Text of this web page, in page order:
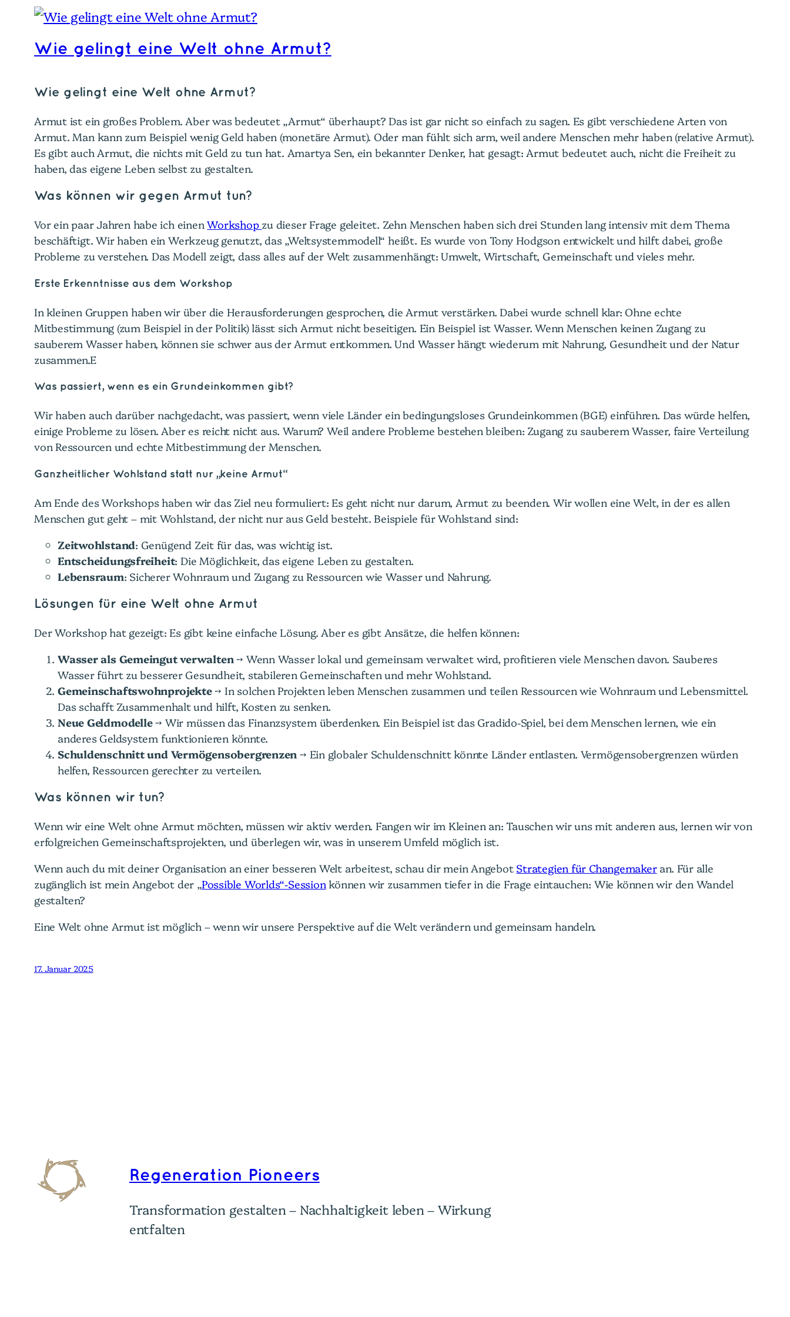
Wie gelingt eine Welt ohne Armut?
Wie gelingt eine Welt ohne Armut?
Armut ist ein großes Problem. Aber was bedeutet „Armut“ überhaupt? Das ist gar nicht so einfach zu sagen. Es gibt verschiedene Arten von
Armut. Man kann zum Beispiel wenig Geld haben (monetäre Armut). Oder man fühlt sich arm, weil andere Menschen mehr haben (relative Armut).
Es gibt auch Armut, die nichts mit Geld zu tun hat. Amartya Sen, ein bekannter Denker, hat gesagt: Armut bedeutet auch, nicht die Freiheit zu
haben, das eigene Leben selbst zu gestalten.
Was können wir gegen Armut tun?
Vor ein paar Jahren habe ich einenWorkshop zu dieser Frage geleitet. Zehn Menschen haben sich drei Stunden lang intensiv mit dem Thema
beschäftigt. Wir haben ein Werkzeug genutzt, das „Weltsystemmodell“ heißt. Es wurde von Tony Hodgson entwickelt und hilft dabei, große
Probleme zu verstehen. Das Modell zeigt, dass alles auf der Welt zusammenhängt: Umwelt, Wirtschaft, Gemeinschaft und vieles mehr.
Erste Erkenntnisse aus dem Workshop
In kleinen Gruppen haben wir über die Herausforderungen gesprochen, die Armut verstärken. Dabei wurde schnell klar: Ohne echte
Mitbestimmung (zum Beispiel in der Politik) lässt sich Armut nicht beseitigen. Ein Beispiel ist Wasser. Wenn Menschen keinen Zugang zu
sauberem Wasser haben, können sie schwer aus der Armut entkommen. Und Wasser hängt wiederum mit Nahrung, Gesundheit und der Natur
zusammen.E
Was passiert, wenn es ein Grundeinkommen gibt?
Wir haben auch darüber nachgedacht, was passiert, wenn viele Länder ein bedingungsloses Grundeinkommen (BGE) einführen. Das würde helfen,
einige Probleme zu lösen. Aber es reicht nicht aus. Warum? Weil andere Probleme bestehen bleiben: Zugang zu sauberem Wasser, faire Verteilung
von Ressourcen und echte Mitbestimmung der Menschen.
Ganzheitlicher Wohlstand statt nur „keine Armut“
Am Ende des Workshops haben wir das Ziel neu formuliert: Es geht nicht nur darum, Armut zu beenden. Wir wollen eine Welt, in der es allen
Menschen gut geht – mit Wohlstand, der nicht nur aus Geld besteht. Beispiele für Wohlstand sind:
Zeitwohlstand: Genügend Zeit für das, was wichtig ist.
Entscheidungsfreiheit: Die Möglichkeit, das eigene Leben zu gestalten.
Lebensraum: Sicherer Wohnraum und Zugang zu Ressourcen wie Wasser und Nahrung.
Lösungen für eine Welt ohne Armut
Der Workshop hat gezeigt: Es gibt keine einfache Lösung. Aber es gibt Ansätze, die helfen können:
Wasser als Gemeingut verwalten→ Wenn Wasser lokal und gemeinsam verwaltet wird, profitieren viele Menschen davon. Sauberes
Wasser führt zu besserer Gesundheit, stabileren Gemeinschaften und mehr Wohlstand.
Gemeinschaftswohnprojekte→ In solchen Projekten leben Menschen zusammen und teilen Ressourcen wie Wohnraum und Lebensmittel.
Das schafft Zusammenhalt und hilft, Kosten zu senken.
Neue Geldmodelle→ Wir müssen das Finanzsystem überdenken. Ein Beispiel ist das Gradido-Spiel, bei dem Menschen lernen, wie ein
anderes Geldsystem funktionieren könnte.
Schuldenschnitt und Vermögensobergrenzen → Ein globaler Schuldenschnitt könnte Länder entlasten. Vermögensobergrenzen würden
helfen, Ressourcen gerechter zu verteilen.
Was können wir tun?
Wenn wir eine Welt ohne Armut möchten, müssen wir aktiv werden. Fangen wir im Kleinen an: Tauschen wir uns mit anderen aus, lernen wir von
erfolgreichen Gemeinschaftsprojekten, und überlegen wir, was in unserem Umfeld möglich ist.
Wenn auch du mit deiner Organisation an einer besseren Welt arbeitest, schau dir mein Angebot Strategien für Changemakeran. Für alle
zugänglich ist mein Angebot der „Possible Worlds“-Sessionkönnen wir zusammen tiefer in die Frage eintauchen: Wie können wir den Wandel
gestalten?
Eine Welt ohne Armut ist möglich – wenn wir unsere Perspektive auf die Welt verändern und gemeinsam handeln.
17. Januar 2025
Regeneration Pioneers
Transformation gestalten – Nachhaltigkeit leben – Wirkung
entfalten